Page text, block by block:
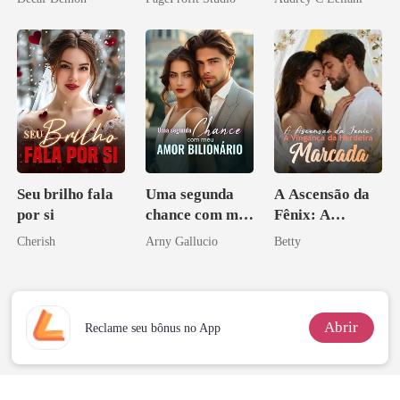
da Híbrida
Seu brilho fala
por si
Cherish
Uma segunda
chance com meu
amor bilionário
Arny Gallucio
A Ascensão da
Fênix: A
Vingança da
Betty
Reclame seu bônus no App Abrir